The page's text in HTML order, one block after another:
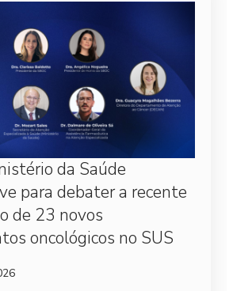
da Saúde
para debater a recente
de 23 novos
oncológicos no SUS